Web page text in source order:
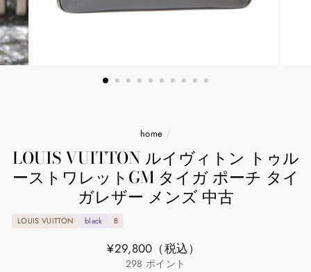
home /
LOUIS VUITTON ルイヴィトン トゥル
ーストワレットGM タイガ ポーチ タイ
ガレザー メンズ 中古
LOUIS VUITTON black B
通
¥29,800 （税込）
298 ポイント